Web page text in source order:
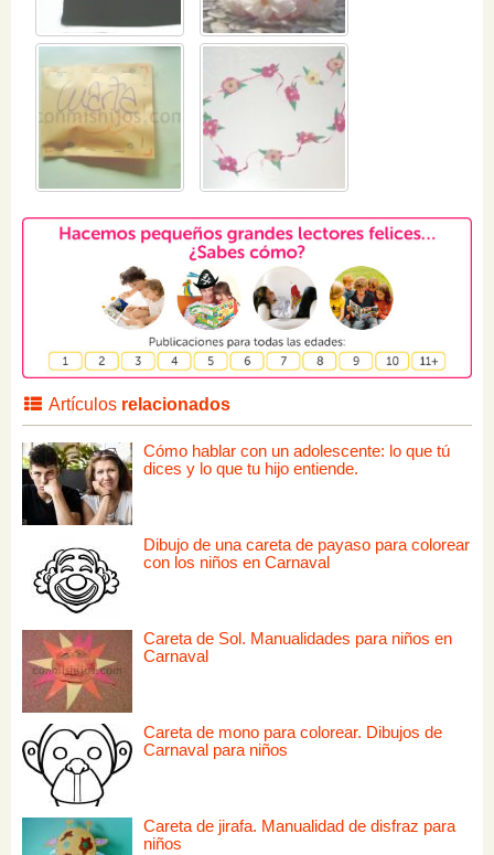
Artículos relacionados
Cómo hablar con un adolescente: lo que tú
dices y lo que tu hijo entiende.
Dibujo de una careta de payaso para colorear
con los niños en Carnaval
Careta de Sol. Manualidades para niños en
Carnaval
Careta de mono para colorear. Dibujos de
Carnaval para niños
Careta de jirafa. Manualidad de disfraz para
niños